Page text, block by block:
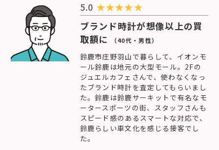
5.0 ★★★★★
ブランド時計が想像以上の買
取額に
（40代・男性）
鈴鹿市庄野羽山で暮らして、イオンモ
ール鈴鹿は地元の大型モール。2Fの
ジュエルカフェさんで、使わなくなっ
たブランド時計を査定してもらいまし
た。鈴鹿は鈴鹿サーキットで有名なモ
ータースポーツの街、スタッフさんも
スピード感のあるスマートな対応で、
鈴鹿らしい車文化を感じる接客でし
た。